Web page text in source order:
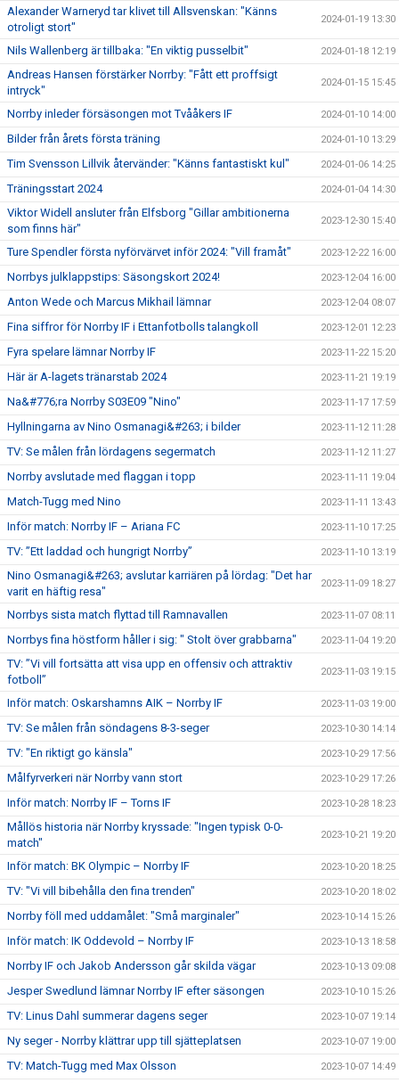
Alexander Warneryd tar klivet till Allsvenskan: "Känns
otroligt stort"
2024-01-19 13:30
Nils Wallenberg är tillbaka: "En viktig pusselbit" 2024-01-18 12:19
Andreas Hansen förstärker Norrby: "Fått ett proffsigt
intryck"
2024-01-15 15:45
Norrby inleder försäsongen mot Tvååkers IF 2024-01-10 14:00
Bilder från årets första träning 2024-01-10 13:29
Tim Svensson Lillvik återvänder: "Känns fantastiskt kul" 2024-01-06 14:25
Träningsstart 2024 2024-01-04 14:30
Viktor Widell ansluter från Elfsborg "Gillar ambitionerna
som finns här"
2023-12-30 15:40
Ture Spendler första nyförvärvet inför 2024: "Vill framåt" 2023-12-22 16:00
Norrbys julklappstips: Säsongskort 2024! 2023-12-04 16:00
Anton Wede och Marcus Mikhail lämnar 2023-12-04 08:07
Fina siffror för Norrby IF i Ettanfotbolls talangkoll 2023-12-01 12:23
Fyra spelare lämnar Norrby IF 2023-11-22 15:20
Här är A-lagets tränarstab 2024 2023-11-21 19:19
Na&#776;ra Norrby S03E09 "Nino" 2023-11-17 17:59
Hyllningarna av Nino Osmanagi&#263; i bilder 2023-11-12 11:28
TV: Se målen från lördagens segermatch 2023-11-12 11:27
Norrby avslutade med flaggan i topp 2023-11-11 19:04
Match-Tugg med Nino 2023-11-11 13:43
Inför match: Norrby IF – Ariana FC 2023-11-10 17:25
TV: ”Ett laddad och hungrigt Norrby” 2023-11-10 13:19
Nino Osmanagi&#263; avslutar karriären på lördag: "Det har
varit en häftig resa"
2023-11-09 18:27
Norrbys sista match flyttad till Ramnavallen 2023-11-07 08:11
Norrbys fina höstform håller i sig: " Stolt över grabbarna" 2023-11-04 19:20
TV: ”Vi vill fortsätta att visa upp en offensiv och attraktiv
fotboll”
2023-11-03 19:15
Inför match: Oskarshamns AIK – Norrby IF 2023-11-03 19:00
TV: Se målen från söndagens 8-3-seger 2023-10-30 14:14
TV: "En riktigt go känsla" 2023-10-29 17:56
Målfyrverkeri när Norrby vann stort 2023-10-29 17:26
Inför match: Norrby IF – Torns IF 2023-10-28 18:23
Mållös historia när Norrby kryssade: "Ingen typisk 0-0-
match"
2023-10-21 19:20
Inför match: BK Olympic – Norrby IF 2023-10-20 18:25
TV: "Vi vill bibehålla den fina trenden" 2023-10-20 18:02
Norrby föll med uddamålet: "Små marginaler" 2023-10-14 15:26
Inför match: IK Oddevold – Norrby IF 2023-10-13 18:58
Norrby IF och Jakob Andersson går skilda vägar 2023-10-13 09:08
Jesper Swedlund lämnar Norrby IF efter säsongen 2023-10-10 15:26
TV: Linus Dahl summerar dagens seger 2023-10-07 19:14
Ny seger - Norrby klättrar upp till sjätteplatsen 2023-10-07 19:00
TV: Match-Tugg med Max Olsson 2023-10-07 14:49